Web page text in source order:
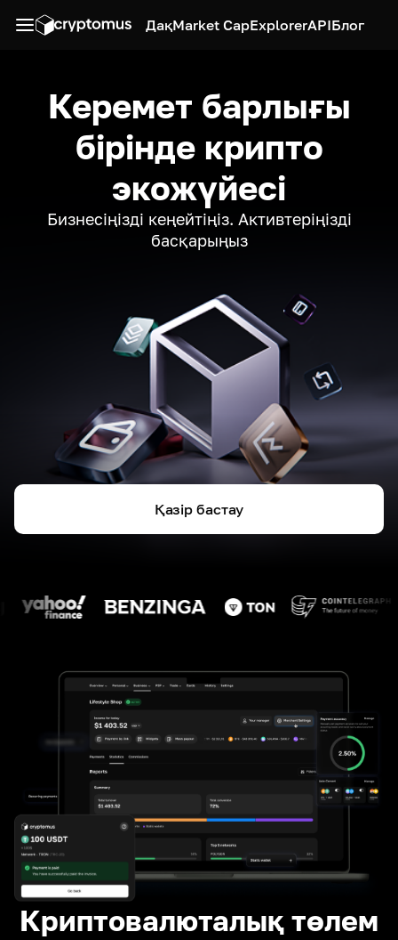
ДақMarket CapExplorerAPIБлог
Керемет барлығы
бірінде крипто
экожүйесі
Бизнесіңізді кеңейтіңіз. Активтеріңізді
басқарыңыз
Қазір бастау
Криптовалюталық төлем